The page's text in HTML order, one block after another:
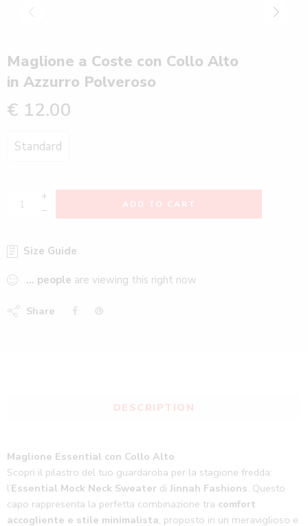
Maglione a Coste con Collo Alto
in Azzurro Polveroso
€ 12.00
Standard
+
−
ADD TO CART
Size Guide
... people are viewing this right now
Share
DESCRIPTION
Maglione Essential con Collo Alto
Scopri il pilastro del tuo guardaroba per la stagione fredda:
l’Essential Mock Neck Sweater di Jinnah Fashions. Questo
capo rappresenta la perfetta combinazione tra comfort
accogliente e stile minimalista, proposto in un meraviglioso e